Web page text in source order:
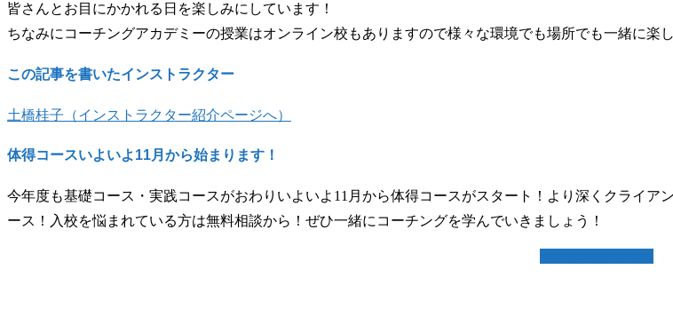
皆さんとお目にかかれる日を楽しみにしています！
ちなみにコーチングアカデミーの授業はオンライン校もありますので様々な環境でも場所でも一緒に楽
この記事を書いたインストラクター
土橋桂子（インストラクター紹介ページへ）
体得コースいよいよ11月から始まります！
今年度も基礎コース・実践コースがおわりいよいよ11月から体得コースがスタート！より深くクライ
ース！入校を悩まれている方は無料相談から！ぜひ一緒にコーチングを学んでいきましょう！